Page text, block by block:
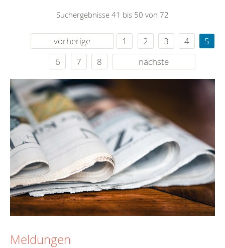
Suchergebnisse 41 bis 50 von 72
vorherige 1 2 3 4
5
6
7 8 nächste
Meldungen